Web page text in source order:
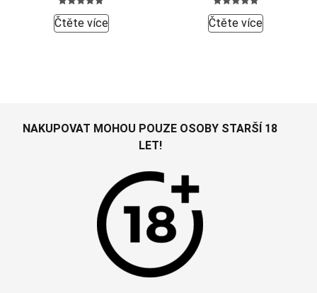
Hodnocení
5.00
z 5
Čtěte více
Hodnocení
5.00
z 5
Čtěte více
NAKUPOVAT MOHOU POUZE OSOBY STARŠÍ 18
LET!